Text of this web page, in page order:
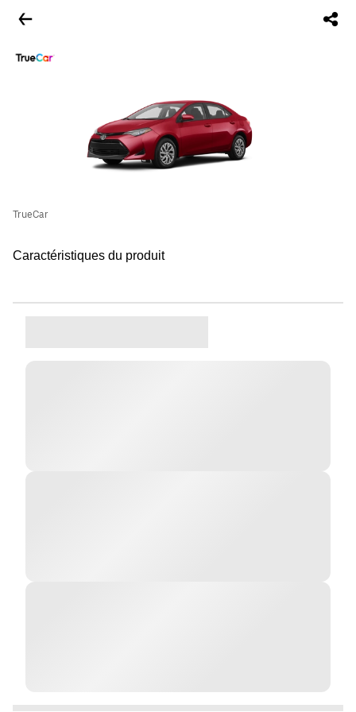
TrueCar
Caractéristiques du produit